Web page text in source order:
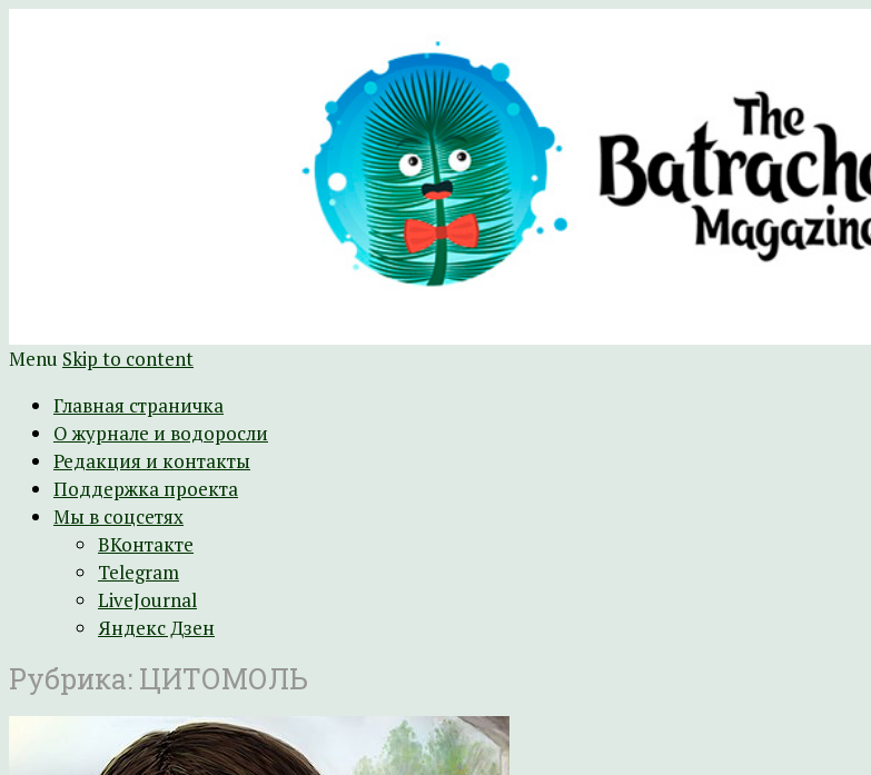
The Batrachospermum Magazine
Научно-развлекательный журнал Батрахоспермум (официальный сайт)
Menu Skip to content
Главная страничка
О журнале и водоросли
Редакция и контакты
Поддержка проекта
Мы в соцсетях
ВКонтакте
Telegram
LiveJournal
Яндекс Дзен
Рубрика: ЦИТОМОЛЬ